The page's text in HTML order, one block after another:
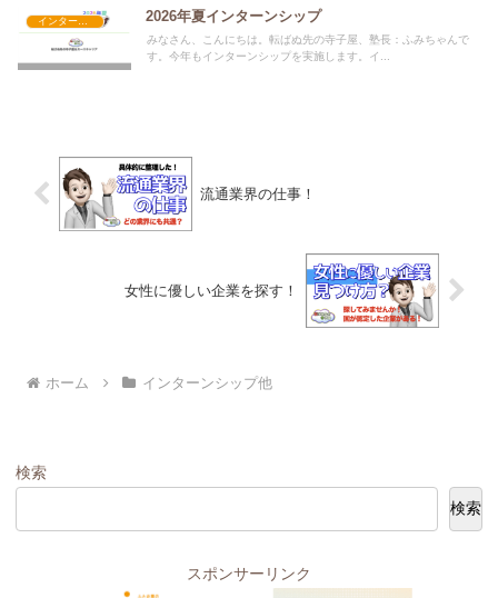
インターンシップ他 2026年夏インターンシップ
みなさん、こんにちは。転ばぬ先の寺子屋、塾長：ふみちゃんで
す。今年もインターンシップを実施します。イ...
流通業界の仕事！
女性に優しい企業を探す！
ホーム インターンシップ他
検索
検索
スポンサーリンク